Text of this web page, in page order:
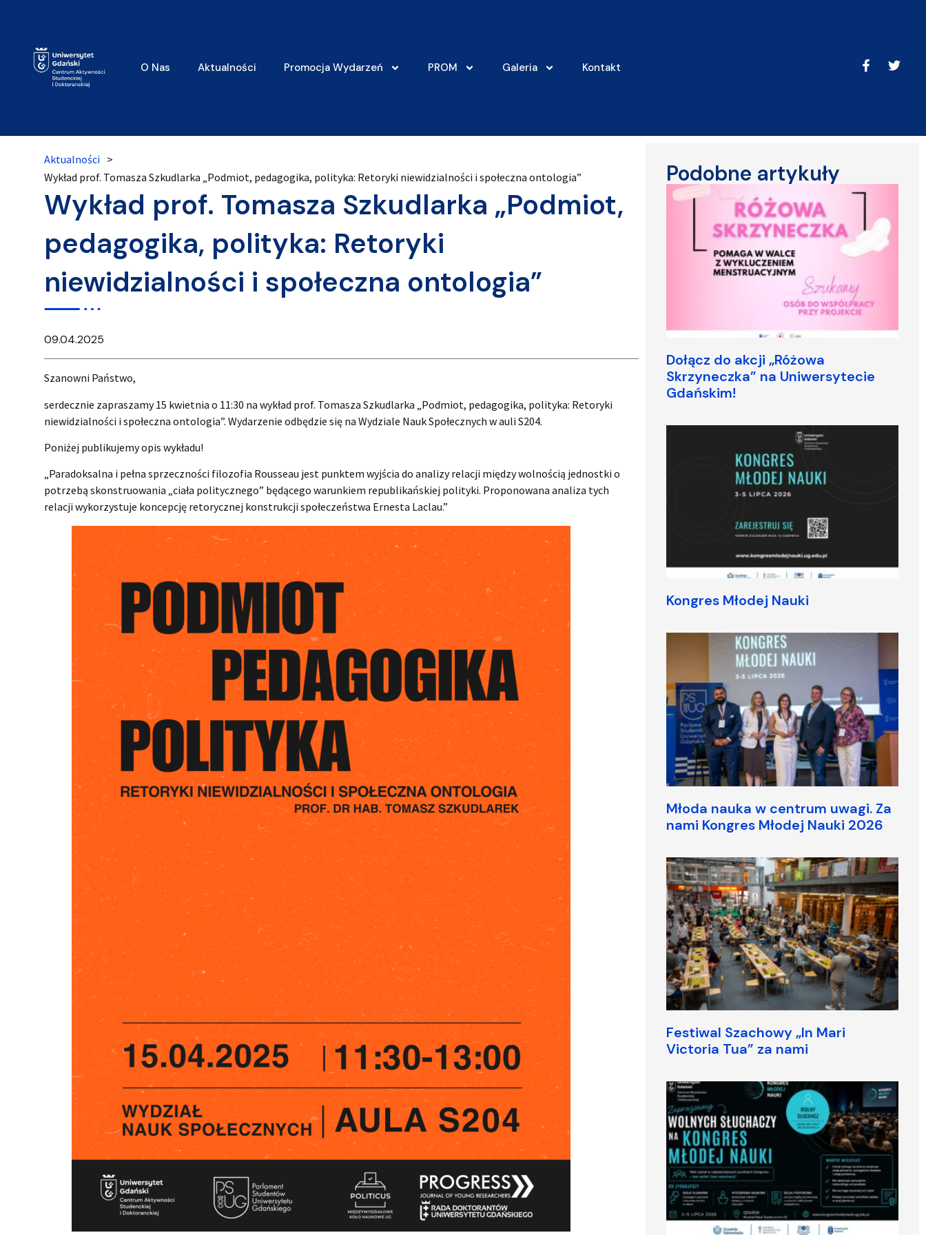
O Nas Aktualności Promocja Wydarzeń PROM Galeria Kontakt
Podobne artykuły
Dołącz do akcji „Różowa
Skrzyneczka” na Uniwersytecie
Gdańskim!
Kongres Młodej Nauki
Młoda nauka w centrum uwagi. Za
nami Kongres Młodej Nauki 2026
Festiwal Szachowy „In Mari
Victoria Tua” za nami
Aktualności >
Wykład prof. Tomasza Szkudlarka „Podmiot, pedagogika, polityka: Retoryki niewidzialności i społeczna ontologia”
Wykład prof. Tomasza Szkudlarka „Podmiot,
pedagogika, polityka: Retoryki
niewidzialności i społeczna ontologia”
09.04.2025
Szanowni Państwo,
serdecznie zapraszamy 15 kwietnia o 11:30 na wykład prof. Tomasza Szkudlarka „Podmiot, pedagogika, polityka: Retoryki
niewidzialności i społeczna ontologia”. Wydarzenie odbędzie się na Wydziale Nauk Społecznych w auli S204.
Poniżej publikujemy opis wykładu!
„Paradoksalna i pełna sprzeczności filozofia Rousseau jest punktem wyjścia do analizy relacji między wolnością jednostki o
potrzebą skonstruowania „ciała politycznego” będącego warunkiem republikańskiej polityki. Proponowana analiza tych
relacji wykorzystuje koncepcję retorycznej konstrukcji społeczeństwa Ernesta Laclau.”